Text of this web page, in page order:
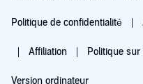
Politique de confidentialité
Affiliation Politique
Version ordinateur